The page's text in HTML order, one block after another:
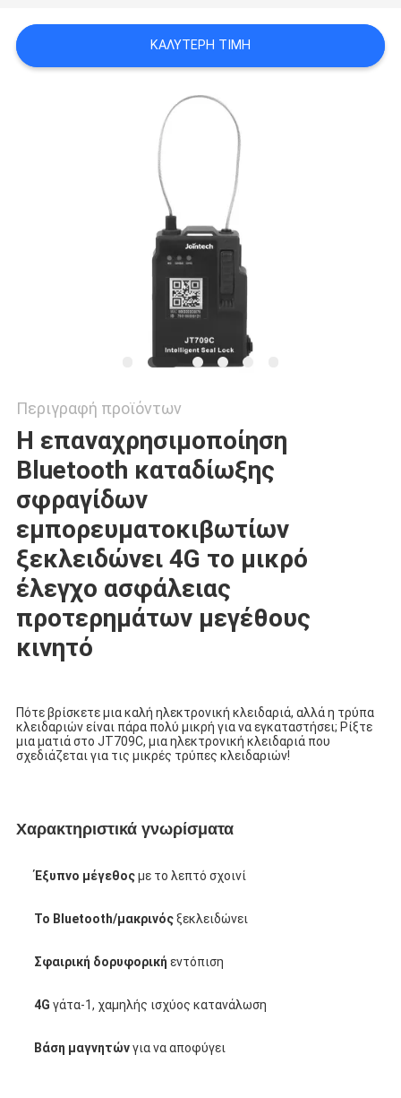
POLICY
ΚΑΛΎΤΕΡΗ ΤΙΜΉ
Περιγραφή προϊόντων
Η επαναχρησιμοποίηση
Bluetooth καταδίωξης
σφραγίδων
εμπορευματοκιβωτίων
ξεκλειδώνει 4G το μικρό
έλεγχο ασφάλειας
προτερημάτων μεγέθους
κινητό
Πότε βρίσκετε μια καλή ηλεκτρονική κλειδαριά, αλλά η τρύπα
κλειδαριών είναι πάρα πολύ μικρή για να εγκαταστήσει; Ρίξτε
μια ματιά στο JT709C, μια ηλεκτρονική κλειδαριά που
σχεδιάζεται για τις μικρές τρύπες κλειδαριών!
Χαρακτηριστικά γνωρίσματα
Έξυπνο μέγεθος με το λεπτό σχοινί
Το Bluetooth/μακρινός ξεκλειδώνει
Σφαιρική δορυφορική εντόπιση
4G γάτα-1, χαμηλής ισχύος κατανάλωση
Βάση μαγνητών για να αποφύγει